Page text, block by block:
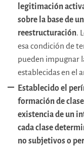
legitimación
sobre la base de
reestructuración.
esa condición de
pueden impugnar
establecidas en el
Establecido el
formación de
existencia de un
cada clase
no subjetivos o